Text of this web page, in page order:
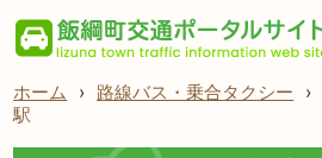
ホーム › 路線バス・乗合タクシー ›
駅